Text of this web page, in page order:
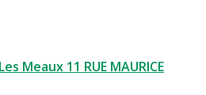
Meaux 11 RUE MAURICE